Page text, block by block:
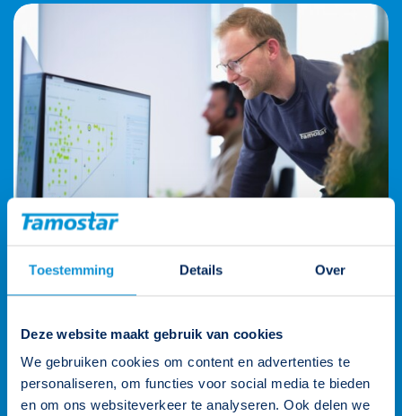
Toestemming Details Over
Deze website maakt gebruik van cookies
We gebruiken cookies om content en advertenties te
personaliseren, om functies voor social media te bieden
en om ons websiteverkeer te analyseren. Ook delen we
Wij staan voor je klaar
Onze klantenteams zijn verdeeld over vier rayons en worden
ondersteund door de gehele organisatie. Zo heb je altijd een